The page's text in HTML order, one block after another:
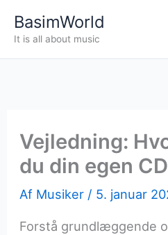
BasimWorld
It is all about music
Vejledning:
du din egen
Af Musiker / 5. januar
Forstå grundlæggende